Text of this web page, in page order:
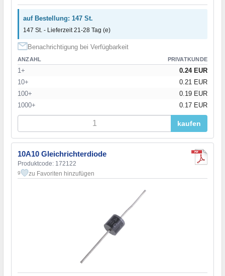
auf Bestellung: 147 St.
147 St. - Lieferzeit 21-28 Tag (e)
Benachrichtigung bei Verfügbarkeit
ANZAHL PRIVATKUNDE
1+
0.24 EUR
10+
0.21 EUR
100+
0.19 EUR
1000+
0.17 EUR
kaufen
10A10 Gleichrichterdiode
Produktcode: 172122
9 zu Favoriten hinzufügen